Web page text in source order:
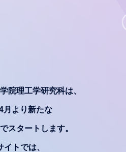
院理工学研究科は、
月より新たな
スタートします。
イトでは、